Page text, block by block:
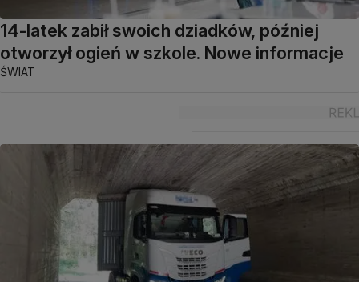
14-latek zabił swoich dziadków, później
otworzył ogień w szkole. Nowe informacje
ŚWIAT